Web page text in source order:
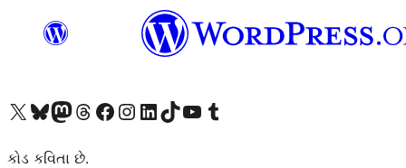
અમારા X (અગાઉ ટ્વિટર) એકાઉન્ટની મુલાકાત લોઅમારા Bluesky એકાઉન્ટની મુલાકાત લોઅમારા માસ્ટોડોન એકાઉન્ટની મુલાકાત લોઅમારા Threads એકાઉન્ટની મુલાકાત લો અમારા ફેસબુક પેજની મુલાકાત લોઅમારા ઇન્સ્ટાગ્રામ એકાઉન્ટની મુલાકાત લો અમારા LinkedIn એકાઉન્ટની મુલાકાત લોઅમારા TikTok એકાઉન્ટની મુલાકાત લોઅમારી YouTube ચેનલની મુલાકાત લો અમારા Tumblr એકાઉન્ટની મુલાકાત લો
કોડ કવિતા છે.